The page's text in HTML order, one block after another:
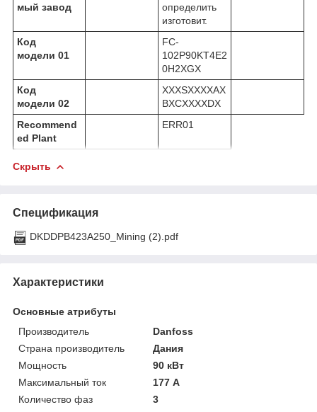
мый завод
определить
изготовит.
Код
модели 01
FC-
102P90KT4E2
0H2XGX
Код
модели 02
XXXSXXXXAX
BXCXXXXDX
Recommend
ed Plant
ERR01
Скрыть
Спецификация
DKDDPB423A250_Mining (2).pdf
Характеристики
Основные атрибуты
Производитель
Danfoss
Страна производитель
Дания
Мощность
90 кВт
Максимальный ток
177 А
Количество фаз
3